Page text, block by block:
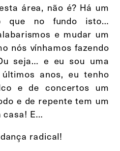
área, não é? Há um
que no fundo isto…
e mudar um
nós vínhamos fazendo
seja… e eu sou uma
anos, eu tenho
e de concertos um
e de repente tem um
casa! E…
radical!